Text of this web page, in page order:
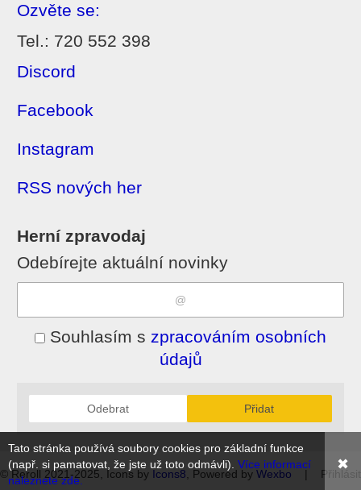
Ozvěte se:
Tel.: 720 552 398
Discord
Facebook
Instagram
RSS nových her
Herní zpravodaj
Odebírejte aktuální novinky
Souhlasím s zpracováním osobních
údajů
Odebrat Přidat
© Reroll 2021-2025, Icons by Icons8 , Powered by Wexbo | Přihlásit
Tato stránka používá soubory cookies pro základní funkce
(např. si pamatovat, že jste už toto odmávli). Více informací
naleznete zde.
✖